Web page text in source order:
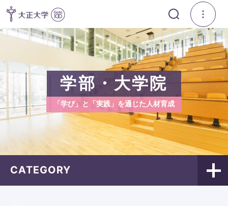
学部・大学院
「学び」と「実践」を通じた人材育成
CATEGORY